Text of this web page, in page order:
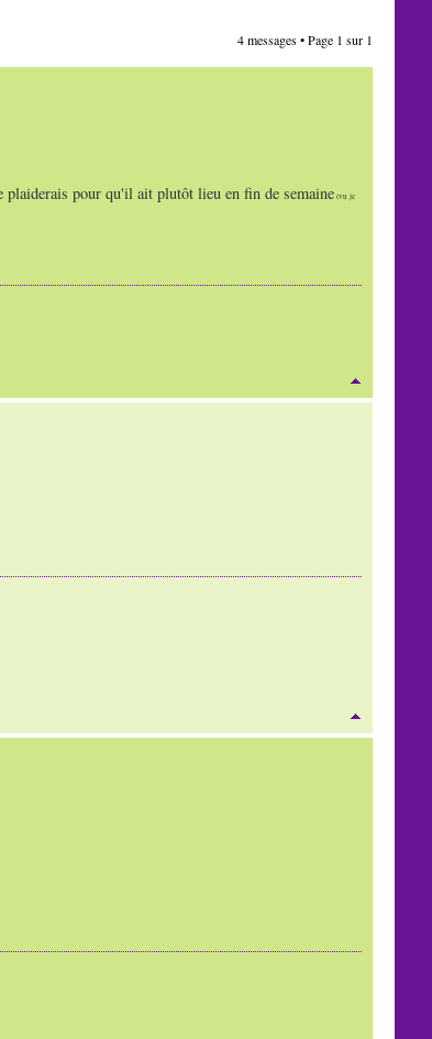
4 messages • Page 1 sur 1
plaiderais pour qu'il ait plutôt lieu en fin de semaine(vu je